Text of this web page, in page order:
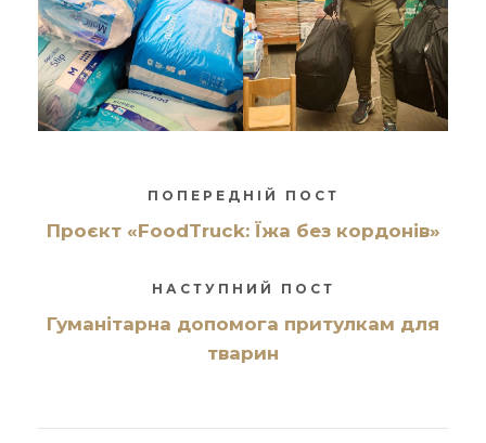
ПОПЕРЕДНІЙ ПОСТ
Проєкт «FoodTruck: Їжа без кордонів»
НАСТУПНИЙ ПОСТ
Гуманітарна допомога притулкам для
тварин